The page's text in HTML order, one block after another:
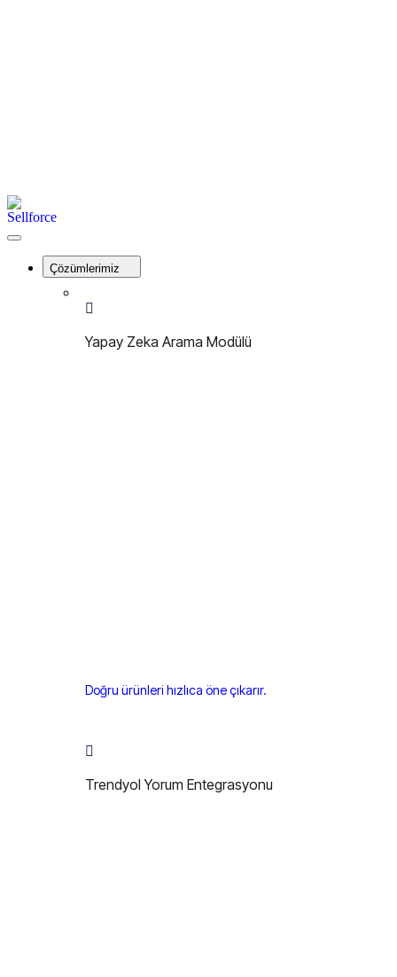
Menu
Sellforce
Close
Çözümlerimiz
Yapay Zeka Arama Modülü
Doğru ürünleri hızlıca öne çıkarır.
Trendyol Yorum Entegrasyonu